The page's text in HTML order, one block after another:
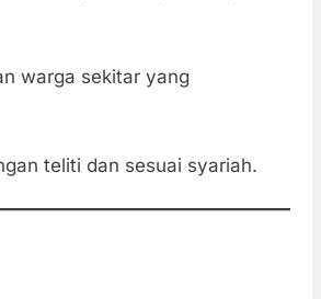
warga sekitar yang
teliti dan sesuai syariah.